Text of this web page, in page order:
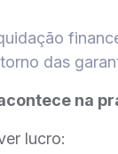
das
na
lucro: